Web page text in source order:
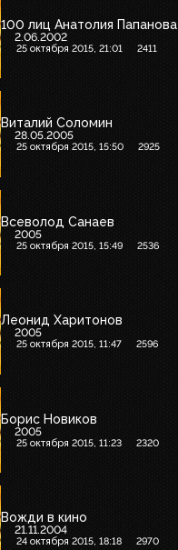
100 лиц Анатолия Папанова
2.06.2002
25 октября 2015, 21:01 2411
Виталий Соломин
28.05.2005
25 октября 2015, 15:50 2925
Всеволод Санаев
2005
25 октября 2015, 15:49 2536
Леонид Харитонов
2005
25 октября 2015, 11:47 2596
Борис Новиков
2005
25 октября 2015, 11:23 2320
Вожди в кино
21.11.2004
24 октября 2015, 18:18 2970